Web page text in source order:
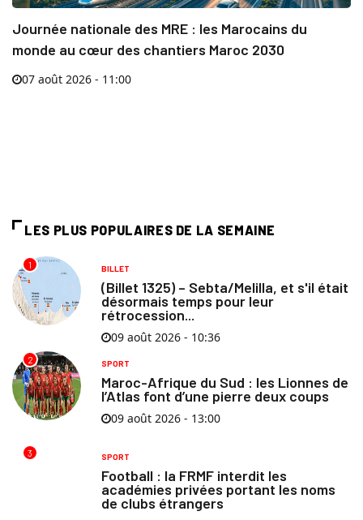
Journée nationale des MRE : les Marocains du
monde au cœur des chantiers Maroc 2030
07 août 2026 - 11:00
LES PLUS POPULAIRES DE LA SEMAINE
1 BILLET
(Billet 1325) – Sebta/Melilla, et s'il était
désormais temps pour leur
rétrocession...
09 août 2026 - 10:36
2 SPORT
Maroc-Afrique du Sud : les Lionnes de
l’Atlas font d’une pierre deux coups
09 août 2026 - 13:00
3 SPORT
Football : la FRMF interdit les
académies privées portant les noms
de clubs étrangers